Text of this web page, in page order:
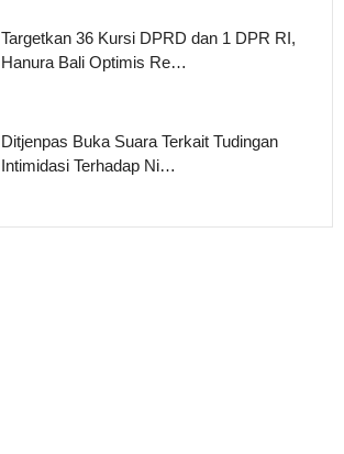
Targetkan 36 Kursi DPRD dan 1 DPR RI,
Hanura Bali Optimis Re…
Ditjenpas Buka Suara Terkait Tudingan
Intimidasi Terhadap Ni…